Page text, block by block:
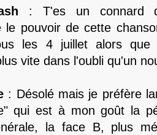
: T'es un connard
le pouvoir de cette
les 4 juillet alors que
vite dans l'oubli qu'un
: Désolé mais je préfère
qui est à mon goût la
la face B, plus